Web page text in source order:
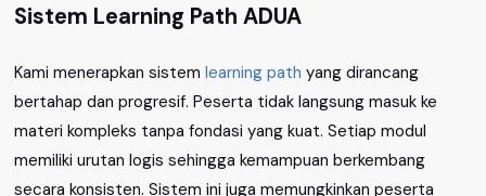
Sistem Learning Path ADUA
Kami menerapkan sistem learning path yang dirancang
bertahap dan progresif. Peserta tidak langsung masuk ke
materi kompleks tanpa fondasi yang kuat. Setiap modul
memiliki urutan logis sehingga kemampuan berkembang
secara konsisten. Sistem ini juga memungkinkan peserta